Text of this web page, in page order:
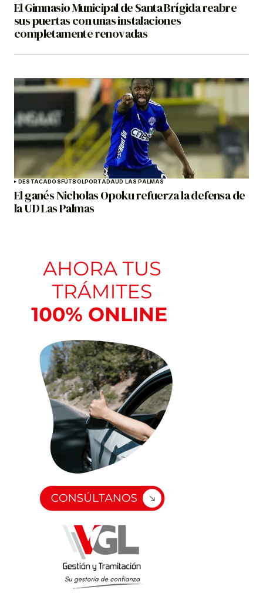
El Gimnasio Municipal de Santa Brígida reabre
sus puertas con unas instalaciones
completamente renovadas
DESTACADOSFÚTBOLPORTADAUD LAS PALMAS
El ganés Nicholas Opoku refuerza la defensa de
la UD Las Palmas